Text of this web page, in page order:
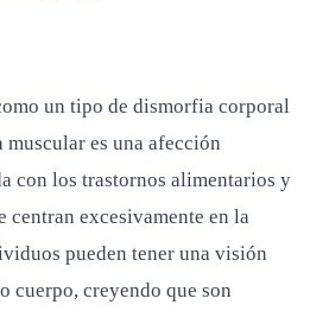
un tipo de dismorfia corporal
es una afección
con los trastornos alimentarios y
centran excesivamente en la
pueden tener una visión
cuerpo, creyendo que son